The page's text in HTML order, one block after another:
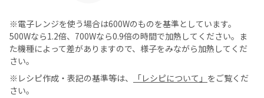
※電子レンジを使う場合は600Wのものを基準としています。
500Wなら1.2倍、700Wなら0.9倍の時間で加熱してください。ま
た機種によって差がありますので、様子をみながら加熱してくだ
さい。
※レシピ作成・表記の基準等は、
「レシピについて」 をご覧くだ
さい。